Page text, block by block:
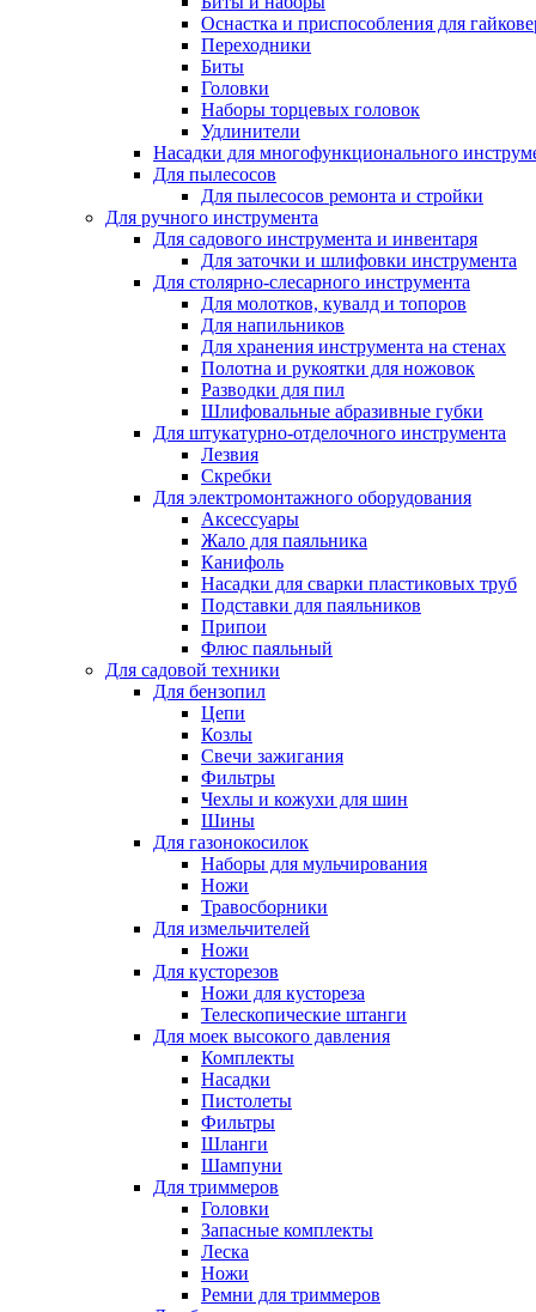
Оснастка и приспособления для
Переходники
Биты
Головки
Наборы торцевых головок
Удлинители
Насадки для многофункционального
Для пылесосов
Для пылесосов ремонта и стройки
Для ручного инструмента
Для садового инструмента и инвентаря
Для заточки и шлифовки инструмента
Для столярно-слесарного инструмента
Для молотков, кувалд и топоров
Для напильников
Для хранения инструмента на стенах
Полотна и рукоятки для ножовок
Разводки для пил
Шлифовальные абразивные губки
Для штукатурно-отделочного инструмента
Лезвия
Скребки
Для электромонтажного оборудования
Аксессуары
Жало для паяльника
Канифоль
Насадки для сварки пластиковых труб
Подставки для паяльников
Припои
Флюс паяльный
Для садовой техники
Для бензопил
Цепи
Козлы
Свечи зажигания
Фильтры
Чехлы и кожухи для шин
Шины
Для газонокосилок
Наборы для мульчирования
Ножи
Травосборники
Для измельчителей
Ножи
Для кусторезов
Ножи для кустореза
Телескопические штанги
Для моек высокого давления
Комплекты
Насадки
Пистолеты
Фильтры
Шланги
Шампуни
Для триммеров
Головки
Запасные комплекты
Леска
Ножи
Ремни для триммеров